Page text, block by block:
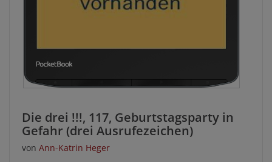
Die drei !!!, 117, Geburtstagsparty in
Gefahr (drei Ausrufezeichen)
von Ann-Katrin Heger